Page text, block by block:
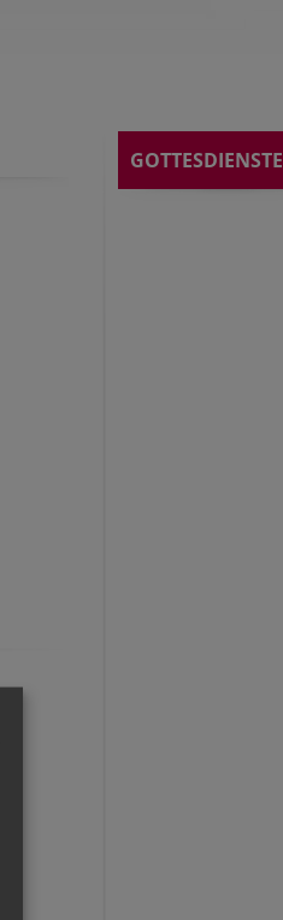
GOTTESDIENSTE